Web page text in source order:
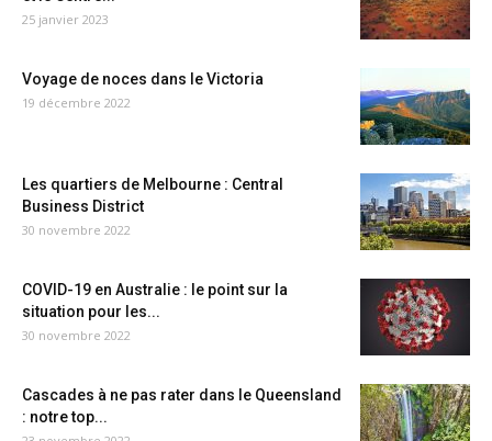
25 janvier 2023
Voyage de noces dans le Victoria
19 décembre 2022
Les quartiers de Melbourne : Central
Business District
30 novembre 2022
COVID-19 en Australie : le point sur la
situation pour les...
30 novembre 2022
Cascades à ne pas rater dans le Queensland
: notre top...